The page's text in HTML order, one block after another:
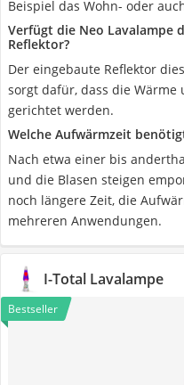
Beispiel das Wohn- oder
Verfügt die Neo Lavalampe
Reflektor?
Der eingebaute Reflektor
sorgt dafür, dass die Wärme
gerichtet werden.
Welche Aufwärmzeit
Nach etwa einer bis
und die Blasen steigen
noch längere Zeit, die
mehreren Anwendungen.
I-Total Lavalampe
Bestseller